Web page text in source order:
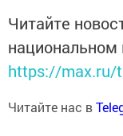
Читайте
https://max.ru/
Читайте нас в